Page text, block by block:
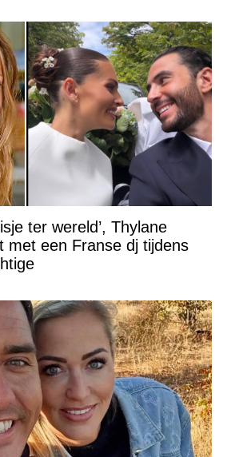
ter wereld’, Thylane
met een Franse dj tijdens